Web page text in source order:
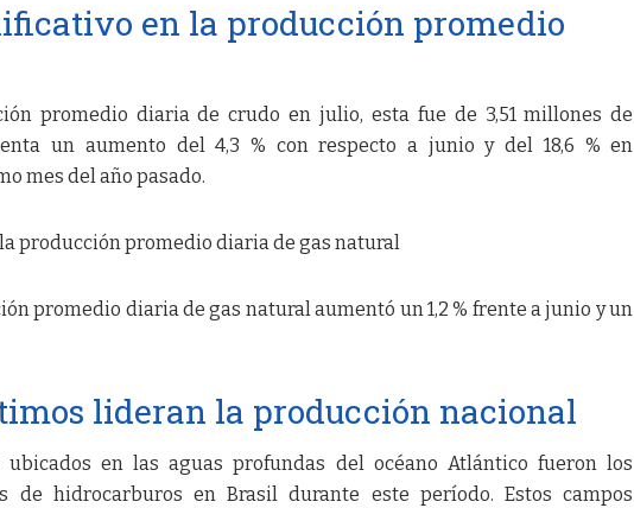
en la producción promedio
promedio diaria de crudo en julio, esta fue de 3,51 millones de
un aumento del 4,3 % con respecto a junio y del 18,6 % en
mes del año pasado.
producción promedio diaria de gas natural
promedio diaria de gas natural aumentó un 1,2 % frente a junio y un
lideran la producción nacional
ubicados en las aguas profundas del océano Atlántico fueron los
de hidrocarburos en Brasil durante este período. Estos campos